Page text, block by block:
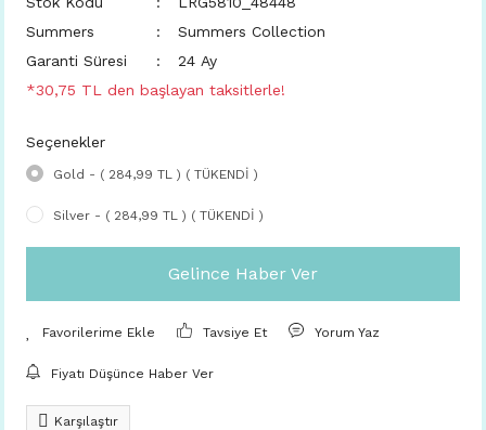
Summers
Summers Collection
Garanti Süresi
24 Ay
*30,75 TL den başlayan taksitlerle!
Seçenekler
Gold - ( 284,99 TL ) ( TÜKENDİ )
Silver - ( 284,99 TL ) ( TÜKENDİ )
Gelince Haber Ver
Tavsiye Et Yorum Yaz
Fiyatı Düşünce Haber Ver
Karşılaştır